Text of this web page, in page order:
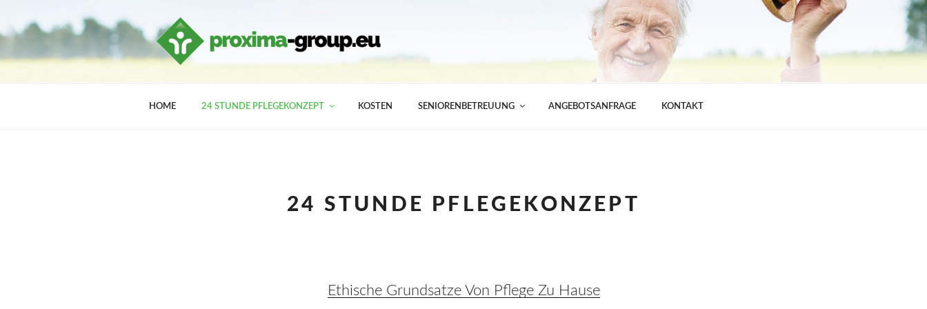
HOME 24 STUNDE PFLEGEKONZEPT KOSTEN SENIORENBETREUUNG ANGEBOTSANFRAGE KONTAKT
24 STUNDE PFLEGEKONZEPT
Ethische Grundsatze Von Pflege Zu Hause